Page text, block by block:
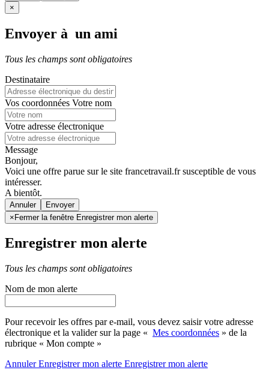
×
Envoyer à un ami
Tous les champs sont obligatoires
Destinataire
Vos coordonnées Votre nom
Votre adresse électronique
Message
Bonjour,
Voici une offre parue sur le site francetravail.fr susceptible de vous
intéresser.
A bientôt.
Annuler
×Fermer la fenêtre Enregistrer mon alerte
Enregistrer mon alerte
Tous les champs sont obligatoires
Nom de mon alerte
Pour recevoir les offres par e-mail, vous devez saisir votre adresse
électronique et la valider sur la page « Mes coordonnées » de la
rubrique « Mon compte »
AnnulerEnregistrer mon alerte Enregistrermon alerte